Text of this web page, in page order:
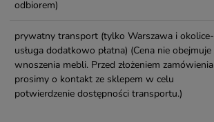
odbiorem)
prywatny transport (tylko Warszawa i okolice-
usługa dodatkowo płatna) (Cena nie obejmuje
wnoszenia mebli. Przed złożeniem zamówienia
prosimy o kontakt ze sklepem w celu
potwierdzenie dostępności transportu.)